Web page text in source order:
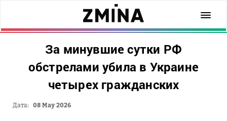
За минувшие сутки РФ
обстрелами убила в Украине
четырех гражданских
Дата: 08 May 2026